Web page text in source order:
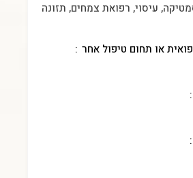
עיסוי, רפואת צמחים, תזונה
או תחום טיפול אחר